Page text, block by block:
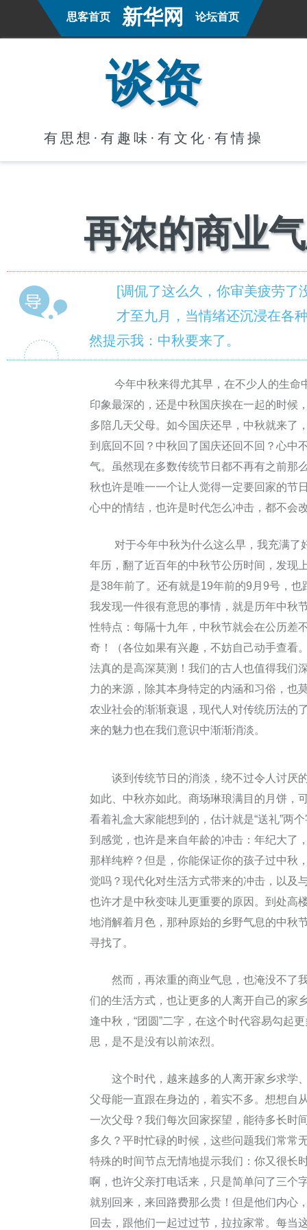
思客首页 新华网 论坛首页
谈资
有思想·有趣味·有文化·有情操
再浓的商业
[调侃了这么久，你审美疲劳了
才至九月，当情绪还沉浸在各种
然提示我：中秋要来了。
今年中秋来得尤其早，在不少人的生命
印象最深的，还是中秋国庆挨在一起的时候
多陪几天父母。如今国庆还早，中秋就来了
到底回不回？中秋回了国庆还回不回？心中
气。虽然现在多数传统节日都不再有之前那
秋也许是唯一一个让人觉得一定要回家的节
心中的情结，也许是时代怎么冲击，都不会
对于今年中秋为什么这么早，我充满了
年历，翻了近百年的中秋节公历时间，发现
是38年前了。还有就是19年前的9月9号，
我发现一件很有意思的事情，就是历年中秋
性特点：每隔十九年，中秋节就会在公历差
奇！（各位如果有兴趣，不妨自己动手查看
法真的是高深莫测！我们的古人也值得我们
力的来源，除其本身特定的内涵和习俗，也
农业社会的渐渐衰退，现代人对传统历法的
来的魅力也在我们意识中渐渐消淡。
谈到传统节日的消淡，绕不过令人讨厌
如此、中秋亦如此。商场琳琅满目的月饼，
看着礼盒大家能想到的，估计就是“送礼”两
到感觉，也许是来自年龄的冲击：年纪大了
那样纯粹？但是，你能保证你的孩子过中秋
觉吗？现代化对生活方式带来的冲击，以及
也许才是中秋变味儿更重要的原因。到处高
地消解着月色，那种原始的乡野气息的中秋
寻找了。
然而，再浓重的商业气息，也淹没不了
们的生活方式，也让更多的人离开自己的家
逢中秋，“团圆”二字，在这个时代容易勾起
思，是不是没有以前浓烈。
这个时代，越来越多的人离开家乡求学
父母能一直跟在身边的，着实不多。想想自
一次父母？我们每次回家探望，能待多长时
多久？平时忙碌的时候，这些问题我们常常
特殊的时间节点无情地提示我们：你又很长
啊，也许父亲打电话来，只是简单问了三个
就别回来，来回路费那么贵！但是他们内心
回去，跟他们一起过过节，拉拉家常。每当